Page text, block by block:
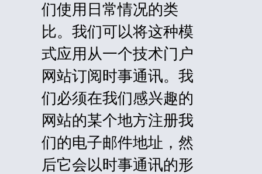
们使用日常情况的类
比。我们可以将这种模
式应用 从一个技术门户
网站订阅时事通讯。我
们必须在我们感兴趣的
网站的某个地方注册我
们的电子邮件地址，然
后它会以时事通讯的形